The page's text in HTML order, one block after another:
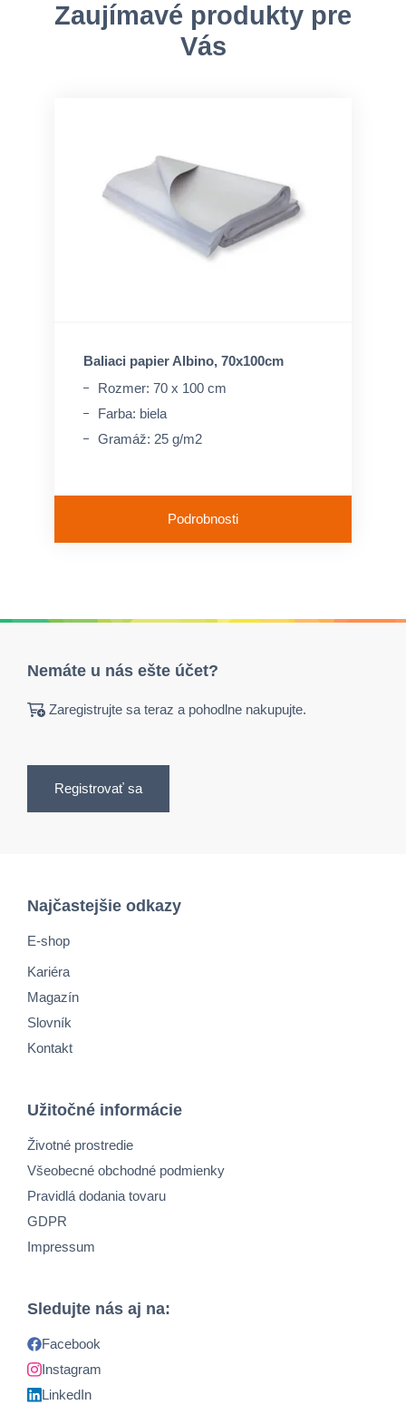
Zaujímavé produkty pre
Vás
Baliaci papier Albino, 70x100cm
Rozmer: 70 x 100 cm
Farba: biela
Gramáž: 25 g/m2
Podrobnosti
Nemáte u nás ešte účet?
Zaregistrujte sa teraz a pohodlne nakupujte.
Registrovať sa
Najčastejšie odkazy
E-shop
Kariéra
Magazín
Slovník
Kontakt
Užitočné informácie
Životné prostredie
Všeobecné obchodné podmienky
Pravidlá dodania tovaru
GDPR
Impressum
Sledujte nás aj na:
Facebook
Instagram
LinkedIn